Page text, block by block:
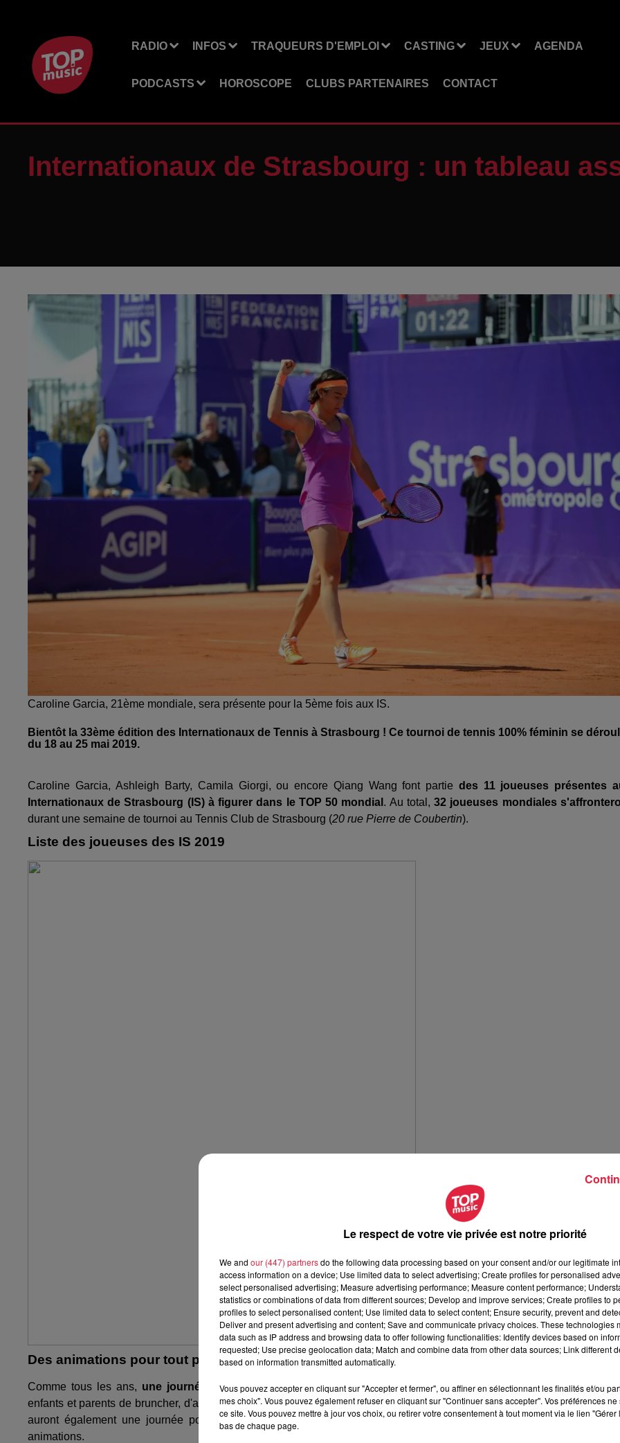
RADIO INFOS TRAQUEURS D'EMPLOI CASTING JEUX AGENDA
PODCASTS HOROSCOPE CLUBS PARTENAIRES CONTACT
Internationaux de Strasbourg : un tableau
Caroline Garcia, 21ème mondiale, sera présente pour la 5ème fois aux IS.
Bientôt la 33ème édition des Internationaux de Tennis à Strasbourg ! Ce tournoi de tennis 100% féminin se
du 18 au 25 mai 2019.
Caroline Garcia, Ashleigh Barty, Camila Giorgi, ou encore Qiang Wang font partie des 11 joueuses présentes
Internationaux de Strasbourg (IS) à figurer dans le TOP 50 mondial . Au total, 32 joueuses mondiales
durant une semaine de tournoi au Tennis Club de Strasbourg (20 rue Pierre de Coubertin).
Liste des joueuses des IS 2019
Des animations pour tout public
Comme tous les ans, une journée consacrée aux familles est organisée le dimanche 19 mai. L'occasion pour
enfants et parents de bruncher, d'assister aux matchs de qualifications et de participer au jeu de pistes des IS. Les
auront également une journée pour eux, puisque le 22 mai, c'est dans la Fan Zone qu'ils pourront participer à
animations.
Le respect de votre vie privée est notre priorité
We and our (447) partnersdo the following data processing based on your consent and/or our legitimate
access information on a device; Use limited data to select advertising; Create profiles for personalised
select personalised advertising; Measure advertising performance; Measure content performance;
statistics or combinations of data from different sources; Develop and improve services; Create profiles to
profiles to select personalised content; Use limited data to select content; Ensure security, prevent and
Deliver and present advertising and content; Save and communicate privacy choices. These technologies
data such as IP address and browsing data to offer following functionalities: Identify devices based on
requested; Use precise geolocation data; Match and combine data from other data sources; Link different
based on information transmitted automatically.
Vous pouvez accepter en cliquant sur "Accepter et fermer", ou affiner en sélectionnant les finalités et/ou
mes choix". Vous pouvez également refuser en cliquant sur "Continuer sans accepter". Vos préférences
ce site. Vous pouvez mettre à jour vos choix, ou retirer votre consentement à tout moment via le lien
bas de chaque page.